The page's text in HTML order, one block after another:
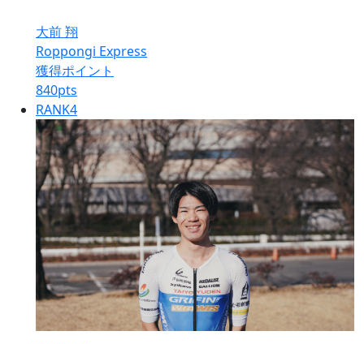
大前 翔
Roppongi Express
獲得ポイント
840pts
RANK4